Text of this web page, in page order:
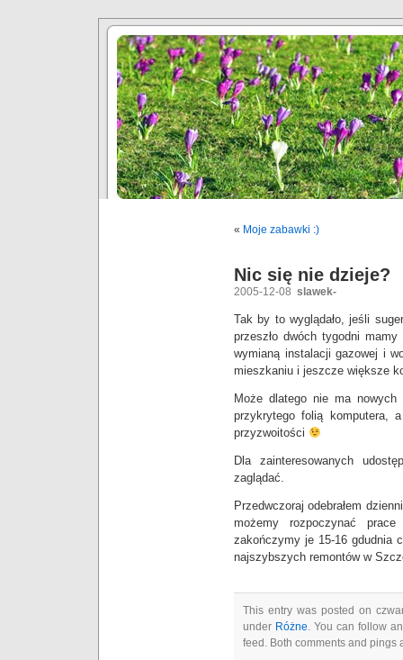
« Moje zabawki :)
Nic się nie dzieje?
2005-12-08 slawek-
Tak by to wyglądało, jeśli
przeszło dwóch tygodni
wymianą instalacji gazowej i
mieszkaniu i jeszcze większe
Może dlatego nie ma
przykrytego folią
przyzwoitości
Dla zainteresowanych
zaglądać.
Przedwczoraj odebrałem
możemy rozpoczynać
zakończymy je 15-16 gdudnia
najszybszych remontów w
This entry was posted on
under Różne. You can follow
feed. Both comments and pings